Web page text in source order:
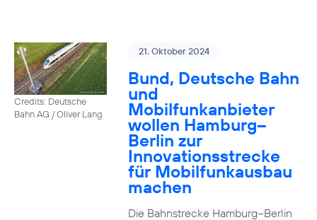
Credits: Deutsche
Bahn AG / Oliver Lang
21. Oktober 2024
Bund, Deutsche Bahn
und
Mobilfunkanbieter
wollen Hamburg–
Berlin zur
Innovationsstrecke
für Mobilfunkausbau
machen
Die Bahnstrecke Hamburg–Berlin